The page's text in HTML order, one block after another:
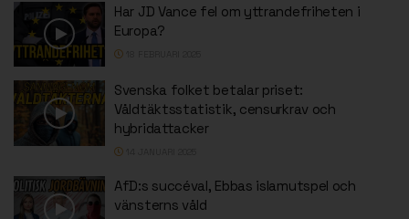
Har JD Vance fel om yttrandefriheten i
Europa?
Svenska folket betalar priset:
Våldtäktsstatistik, censurkrav och
hybridattacker
AfD:s succéval, Ebbas islamutspel och
vänsterns våld